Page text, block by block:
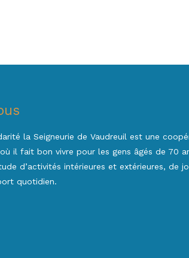
la Seigneurie de Vaudreuil est une
il fait bon vivre pour les gens âgés de 70
d’activités intérieures et extérieures, de
quotidien.